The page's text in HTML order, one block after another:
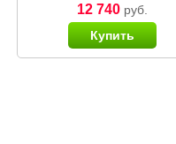
12 740руб.
Купить